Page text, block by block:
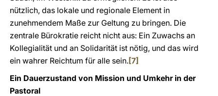
nützlich, das lokale und regionale Element in
zunehmendem Maße zur Geltung zu bringen. Die
zentrale Bürokratie reicht nicht aus: Ein Zuwachs an
Kollegialität und an Solidarität ist nötig, und das wird
ein wahrer Reichtum für alle sein.[7]
Ein Dauerzustand von Mission und Umkehr in der
Pastoral